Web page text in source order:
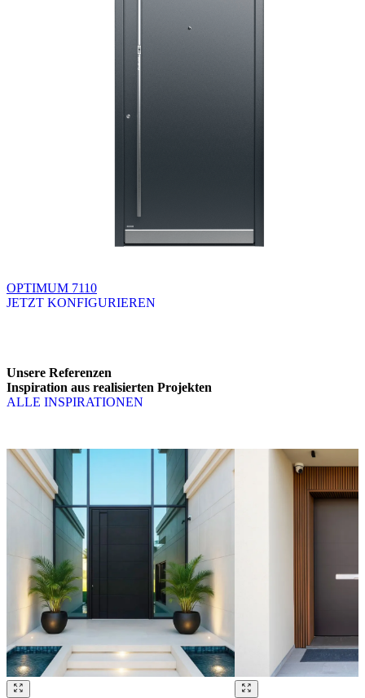
OPTIMUM 7110
JETZT KONFIGURIEREN
Unsere Referenzen
Inspiration aus realisierten Projekten
ALLE INSPIRATIONEN